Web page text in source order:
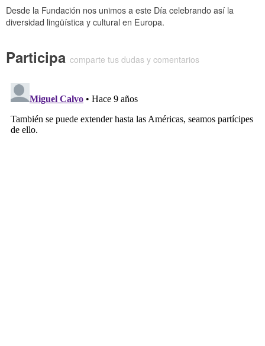
Desde la Fundación nos unimos a este Día celebrando así la
diversidad lingüística y cultural en Europa.
Participa comparte tus dudas y comentarios